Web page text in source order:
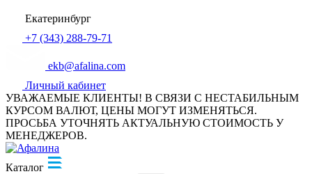
Екатеринбург
+7 (343) 288-79-71
ekb@afalina.com
Личный кабинет
УВАЖАЕМЫЕ КЛИЕНТЫ! В СВЯЗИ С НЕСТАБИЛЬНЫМ
КУРСОМ ВАЛЮТ, ЦЕНЫ МОГУТ ИЗМЕНЯТЬСЯ.
ПРОСЬБА УТОЧНЯТЬ АКТУАЛЬНУЮ СТОИМОСТЬ У
МЕНЕДЖЕРОВ.
Каталог